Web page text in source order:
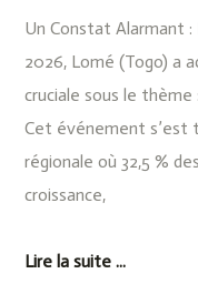
Un Constat Alarmant :
2026, Lomé (Togo) a
cruciale sous le thème
Cet événement s’est
régionale où 32,5 %
croissance,
Lire la suite ...